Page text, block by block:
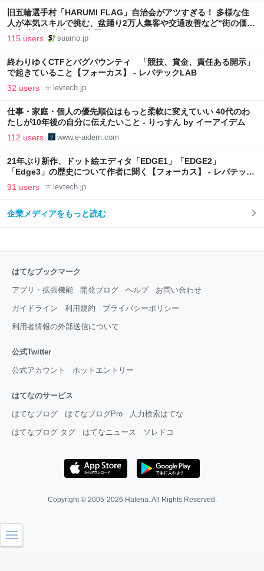
旧五輪選手村「HARUMI FLAG」自治会がアツすぎる！ 多様な住
人が本気スキルで挑む、盆踊り2万人集客や交通改善など“街の価値
向上”戦略 東京・中央区
115 users suumo.jp
終わりゆくCTFとバグバウンティ 「競技、賞金、責任ある開示」
で起きていること【フォーカス】 - レバテックLAB
32 users levtech.jp
仕事・家庭・個人の優先順位はもっと柔軟に変えていい 40代のわ
たしが10年後の自分に伝えたいこと - りっすん by イーアイデム
112 users www.e-aidem.com
21年ぶり新作、ドット絵エディタ「EDGE1」「EDGE2」
「Edge3」の歴史について作者に聞く【フォーカス】 - レバテック
LAB
91 users levtech.jp
企業メディアをもっと読む
はてなブックマーク
アプリ・拡張機能 開発ブログ ヘルプ お問い合わせ
ガイドライン 利用規約 プライバシーポリシー
利用者情報の外部送信について
公式Twitter
公式アカウント ホットエントリー
はてなのサービス
はてなブログ はてなブログPro 人力検索はてな
はてなブログ タグ はてなニュース ソレドコ
Copyright © 2005-2026 Hatena . All Rights Reserved.